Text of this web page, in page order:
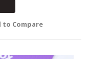
to Compare